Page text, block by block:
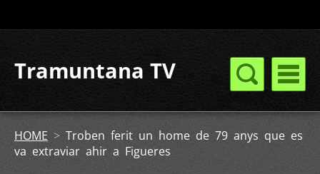
Tramuntana TV
HOME > Troben ferit un home de 79 anys que es
va extraviar ahir a Figueres